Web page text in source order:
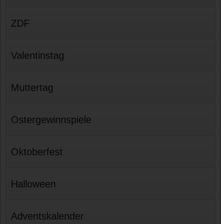
ZDF
Valentinstag
Muttertag
Ostergewinnspiele
Oktoberfest
Halloween
Adventskalender